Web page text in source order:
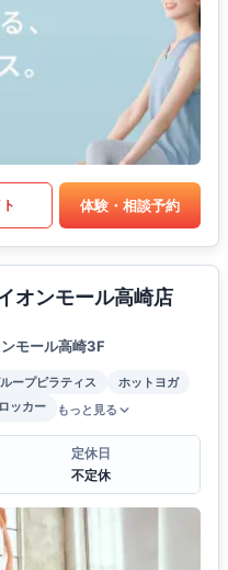
体験・相談予約
オンモール高崎店
モール高崎3F
ープピラティス
ホットヨガ
ロッカー もっと見る
定休日
不定休